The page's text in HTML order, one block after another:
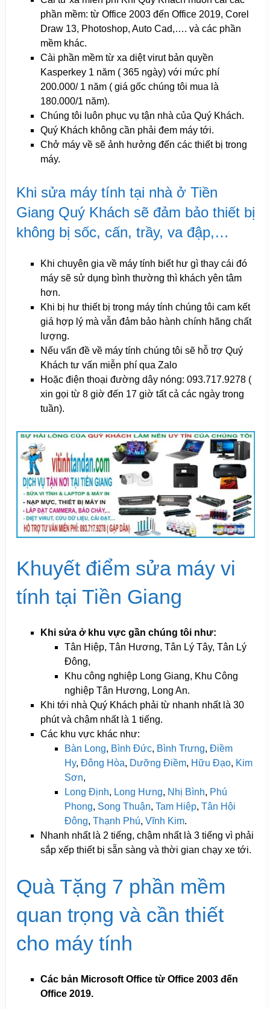
phần mềm: từ Office 2003 đến Office 2019, Corel
Draw 13, Photoshop, Auto Cad,…. và các phần
mềm khác.
Cài phần mềm từ xa diệt virut bản quyền
Kasperkey 1 năm ( 365 ngày) với mức phí
200.000/ 1 năm ( giá gốc chúng tôi mua là
180.000/1 năm).
Chúng tôi luôn phục vụ tận nhà của Quý Khách.
Quý Khách không cần phải đem máy tới.
Chở máy về sẽ ảnh hưởng đến các thiết bị trong
máy.
Khi sửa máy tính tại nhà ở Tiền
Giang Quý Khách sẽ đảm bảo thiết bị
không bị sốc, cấn, trầy, va đập,…
Khi chuyên gia về máy tính biết hư gì thay cái đó
máy sẽ sử dụng bình thường thì khách yên tâm
hơn.
Khi bị hư thiết bị trong máy tính chúng tôi cam kết
giá hợp lý mà vẫn đảm bảo hành chính hãng chất
lượng.
Nếu vấn đề về máy tính chúng tôi sẽ hỗ trợ Quý
Khách tư vấn miễn phí qua Zalo
Hoặc điện thoại đường dây nóng: 093.717.9278 (
xin gọi từ 8 giờ đến 17 giờ tất cả các ngày trong
tuần).
Khuyết điểm sửa máy vi
tính tại Tiền Giang
Khi sửa ở khu vực gần chúng tôi như:
Tân Hiệp, Tân Hương, Tân Lý Tây, Tân Lý
Đông,
Khu công nghiệp Long Giang, Khu Công
nghiệp Tân Hương, Long An.
Khi tới nhà Quý Khách phải từ nhanh nhất là 30
phút và chậm nhất là 1 tiếng.
Các khu vực khác như:
Bàn Long, Bình Đức, Bình Trưng, Điềm
Hy, Đông Hòa, Dưỡng Điềm, Hữu Đạo, Kim
Sơn,
Long Định, Long Hưng, Nhị Bình, Phú
Phong, Song Thuận, Tam Hiệp, Tân Hội
Đông, Thạnh Phú, Vĩnh Kim.
Nhanh nhất là 2 tiếng, chậm nhất là 3 tiếng vì phải
sắp xếp thiết bị sẵn sàng và thời gian chạy xe tới.
Quà Tặng 7 phần mềm
quan trọng và cần thiết
cho máy tính
Các bản Microsoft Office từ Office 2003 đến
Office 2019.